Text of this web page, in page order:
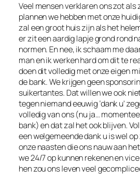
Veel mensen verklaren ons zot als
plannen we hebben met onze
zal een groot huis zijn als het
er zit een aardig lapje grond rond
normen. En nee, ik schaam me
man en ik werken hard om dit te
doen dit volledig met onze eigen
de bank. We krijgen geen
suikertantes. Dat willen we ook
tegen niemand eeuwig ‘dank u’
volledig van ons (nu ja…
bank) en dat zal het ook blijven.
een welgemeende dank u is wel
onze naasten die ons nauw aan
we 24/7 op kunnen rekenen en
hen zou ons leven veel